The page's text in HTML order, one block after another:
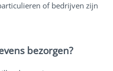
of bedrijven zijn
bezorgen?